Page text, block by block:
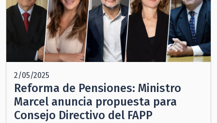
2/05/2025
Reforma de Pensiones: Ministro
Marcel anuncia propuesta para
Consejo Directivo del FAPP